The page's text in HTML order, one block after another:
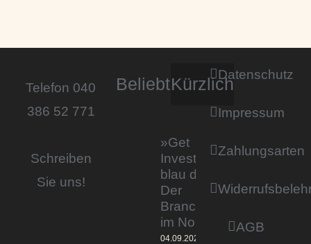
Telefon 040
386 52 771
Schreiben
Sie uns!
BeliebtKürzlich
»Get
Invested by
blau direkt«:
Der
Branchentag
im Norden
04.09.2023
Datenschutz
Impressum
Zahlungsarten
AGB